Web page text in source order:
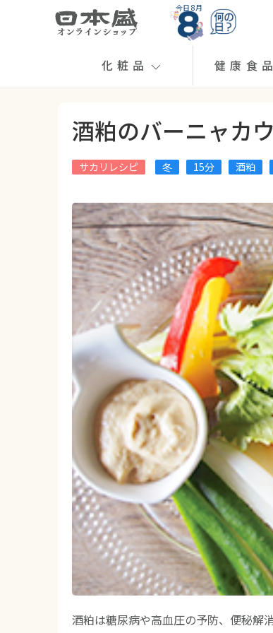
今日 8月
化粧品 健康食品
酒粕のバーニャカ
サカリレシピ 冬 15分 酒粕
酒粕は糖尿病や高血圧の予防、便秘解